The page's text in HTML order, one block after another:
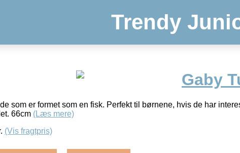
Trendy
Gaby
som er formet som en fisk. Perfekt til børnene, hvis de har
66cm (Læs mere)
(Vis fragtpris)